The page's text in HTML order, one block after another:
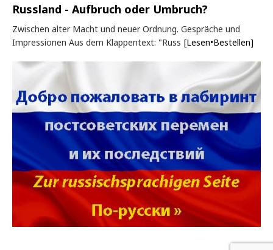
Russland - Aufbruch oder Umbruch?
Zwischen alter Macht und neuer Ordnung. Gespräche und
Impressionen Aus dem Klappentext: "Russ [Lesen•Bestellen]